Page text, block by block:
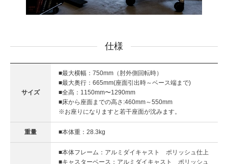
仕様
サイズ
■最大横幅：750mm（肘外側回転時）
■最大奥行：665mm(座面引出時～ベース端まで)
■全高：1150mm〜1290mm
■床から座面までの高さ:460mm～550mm
※お座りになりますと若干座面が沈みます。
重量 ■本体重：28.3kg
■本体フレーム：アルミダイキャスト ポリッシュ仕上
■キャスターベース：アルミダイキャスト ポリッシュ